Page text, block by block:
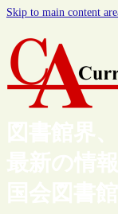
Skip to main content
図書館界
最新の情
国会図書